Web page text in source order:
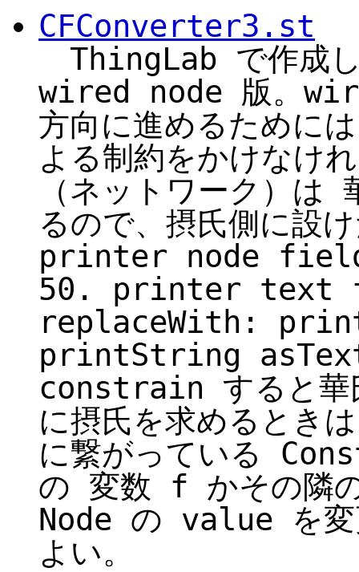
CFConverter3.st
ThingLab で作成し
wired node 版。
方向に進めるために
よる制約をかけなけ
（ネットワーク）は
るので、摂氏側に設
printer node
50. printer text
replaceWith:
printString
constrain すると華
に摂氏を求めるとき
に繋がっている
の 変数 f かその隣
Node の value を
よい。